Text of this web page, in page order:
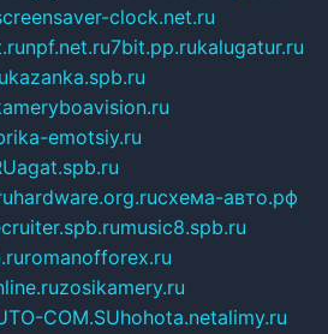
clock.net.ru
npf.net.ru7bit.pp.rukalugatur.ru
kazanka.spb.ru
emotsiy.ru
agat.spb.ru
hardware.org.ruсхема-авто.рф
music8.spb.ru
romanofforex.ru
zosikamery.ru
COM.SUhohota.netalimy.ru